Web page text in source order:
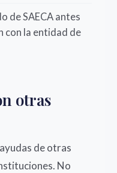
de SAECA antes
con la entidad de
otras
de otras
No